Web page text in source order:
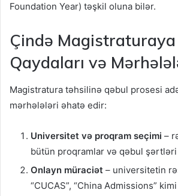
Foundation Year) təşkil oluna bilər.
Çində Magistraturaya
Qaydaları və
Magistratura təhsilinə qəbul prosesi
mərhələləri əhatə edir:
Universitet və proqram seçimi –
bütün proqramlar və qəbul şərtləri
Onlayn müraciət – universitetin
“CUCAS”, “China Admissions”